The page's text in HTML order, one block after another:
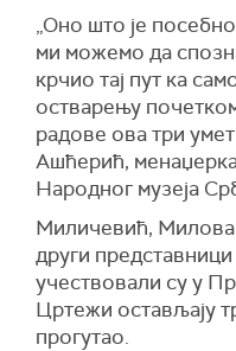
„Оно што је
ми можемо да
крчио тај пут ка
остварењу
радове ова три
Ашћерић,
Народног музеја
Миличевић,
други
учествовали су у
Цртежи остављају
прогутао.